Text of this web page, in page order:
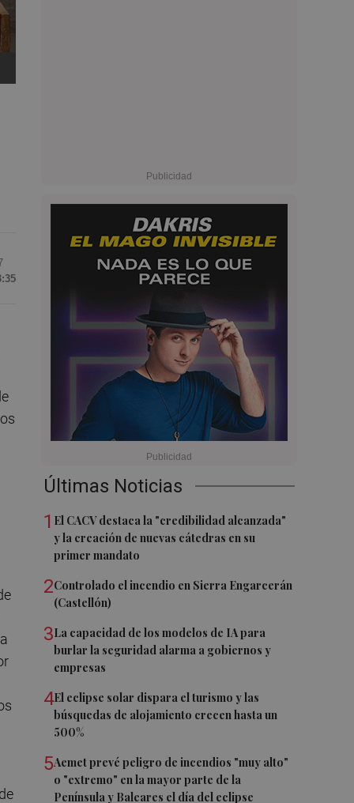
Últimas Noticias
1 El CACV destaca la "credibilidad alcanzada"
y la creación de nuevas cátedras en su
primer mandato
2Controlado el incendio en Sierra Engarcerán
(Castellón)
3La capacidad de los modelos de IA para
burlar la seguridad alarma a gobiernos y
empresas
4El eclipse solar dispara el turismo y las
búsquedas de alojamiento crecen hasta un
500%
5Aemet prevé peligro de incendios "muy alto"
o "extremo" en la mayor parte de la
Península y Baleares el día del eclipse